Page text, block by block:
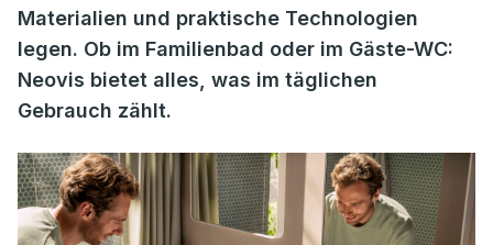
Materialien und praktische Technologien
legen. Ob im Familienbad oder im Gäste-WC:
Neovis bietet alles, was im täglichen
Gebrauch zählt.